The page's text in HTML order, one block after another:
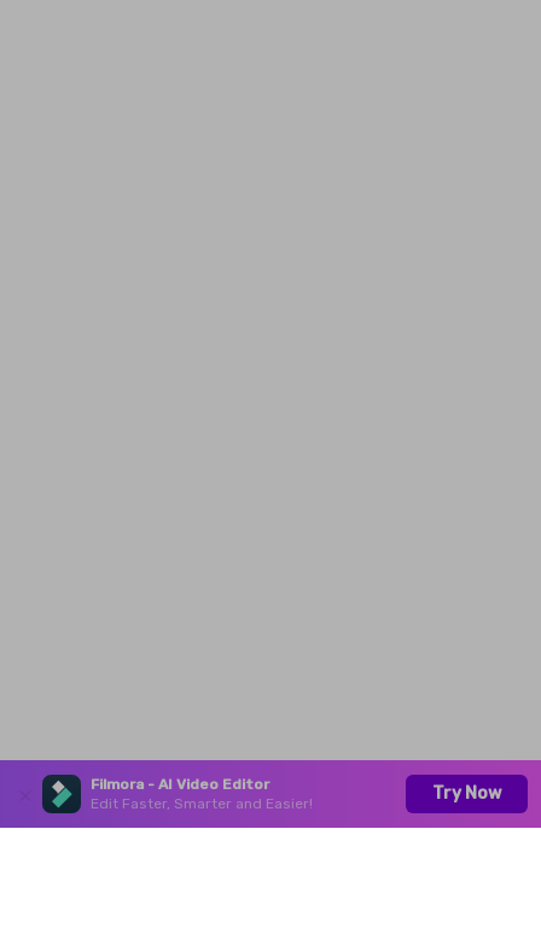
Filmora - AI Video Editor
Edit Faster, Smarter and Easier!
Try Now